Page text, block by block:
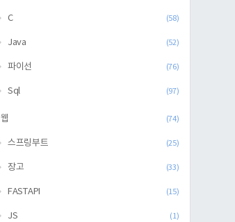
C (58)
Java (52)
파이선 (76)
Sql (97)
웹 (74)
스프링부트 (25)
장고 (33)
FASTAPI (15)
JS (1)